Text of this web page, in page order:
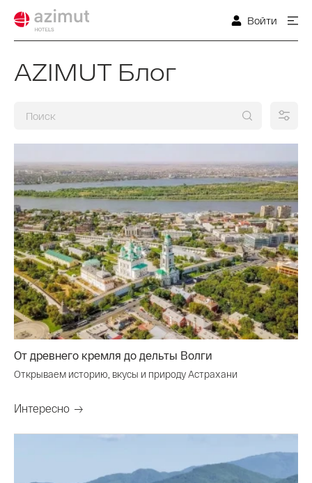
Войти
AZIMUT Блог
От древнего кремля до дельты Волги
Открываем историю, вкусы и природу Астрахани
Интересно